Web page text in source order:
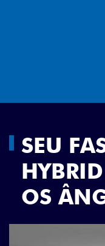
Rodas
SEU
OS